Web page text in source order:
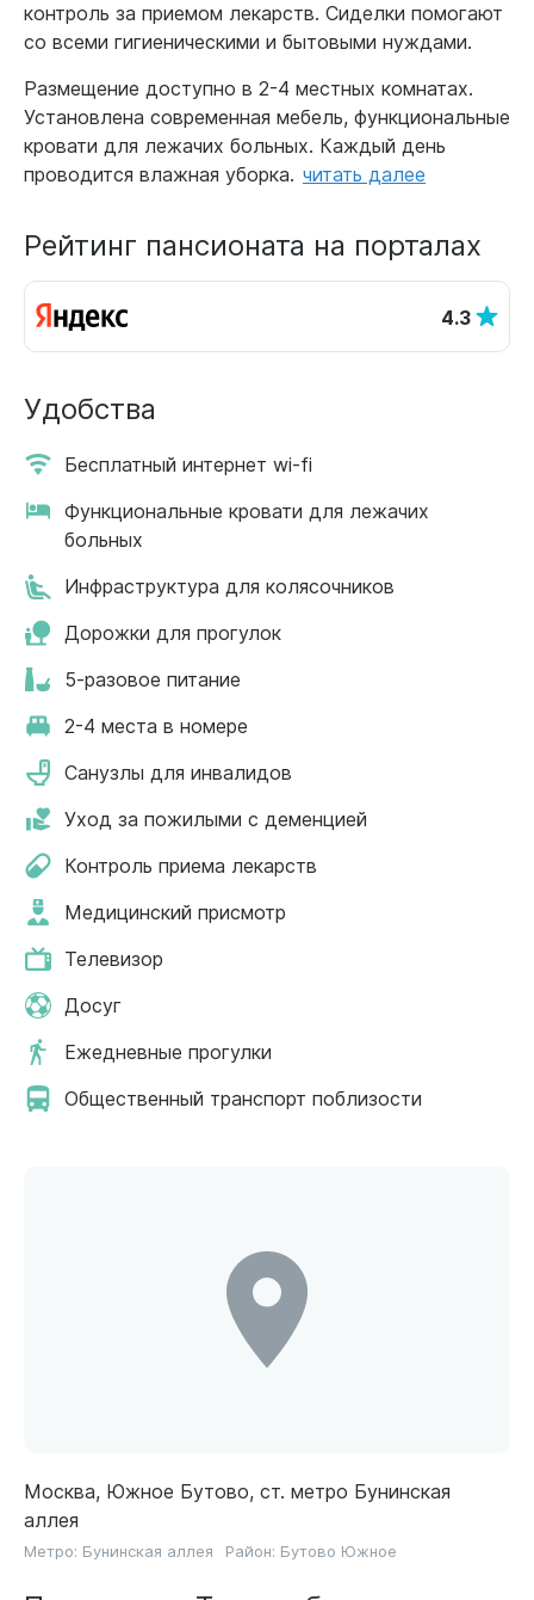
контроль за приемом лекарств. Сиделки помогают
со всеми гигиеническими и бытовыми нуждами.
Размещение доступно в 2-4 местных комнатах.
Установлена современная мебель, функциональные
кровати для лежачих больных. Каждый день
проводится влажная уборка. читать далее
Рейтинг пансионата на порталах
4.3
Удобства
Бесплатный интернет wi-fi
Функциональные кровати для лежачих
больных
Инфраструктура для колясочников
Дорожки для прогулок
5-разовое питание
2-4 места в номере
Санузлы для инвалидов
Уход за пожилыми с деменцией
Контроль приема лекарств
Медицинский присмотр
Телевизор
Досуг
Ежедневные прогулки
Общественный транспорт поблизости
Москва, Южное Бутово, ст. метро Бунинская
аллея
Метро: Бунинская аллея Район: Бутово Южное